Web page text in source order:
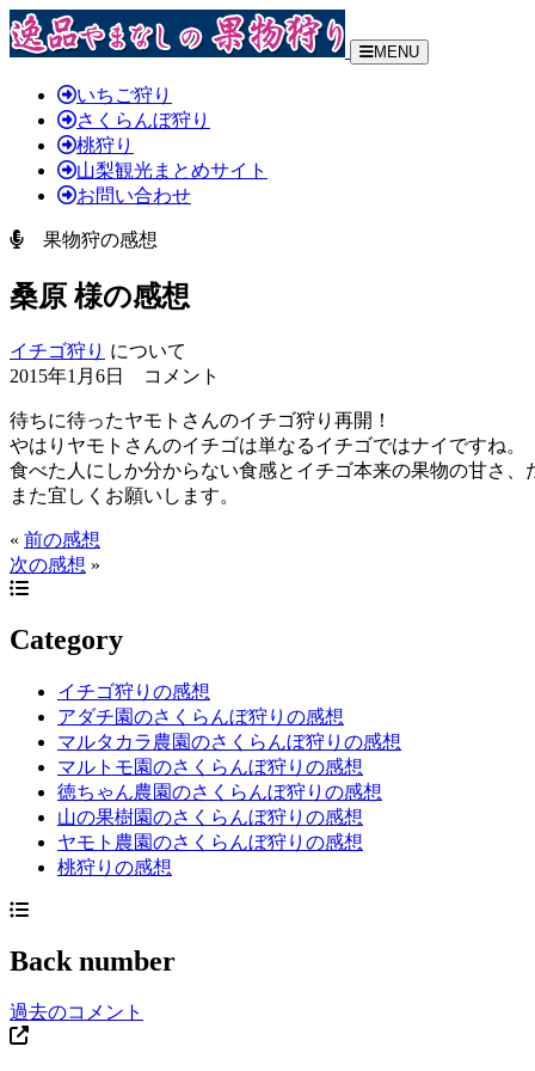
MENU
いちご狩り
さくらんぼ狩り
桃狩り
山梨観光まとめサイト
お問い合わせ
果物狩の感想
桑原 様の感想
イチゴ狩り について
2015年1月6日 コメント
待ちに待ったヤモトさんのイチゴ狩り再開！
やはりヤモトさんのイチゴは単なるイチゴではナイですね。
食べた人にしか分からない食感とイチゴ本来の果物の甘さ、
また宜しくお願いします。
« 前の感想
次の感想 »
Category
イチゴ狩りの感想
アダチ園のさくらんぼ狩りの感想
マルタカラ農園のさくらんぼ狩りの感想
マルトモ園のさくらんぼ狩りの感想
徳ちゃん農園のさくらんぼ狩りの感想
山の果樹園のさくらんぼ狩りの感想
ヤモト農園のさくらんぼ狩りの感想
桃狩りの感想
Back number
過去のコメント